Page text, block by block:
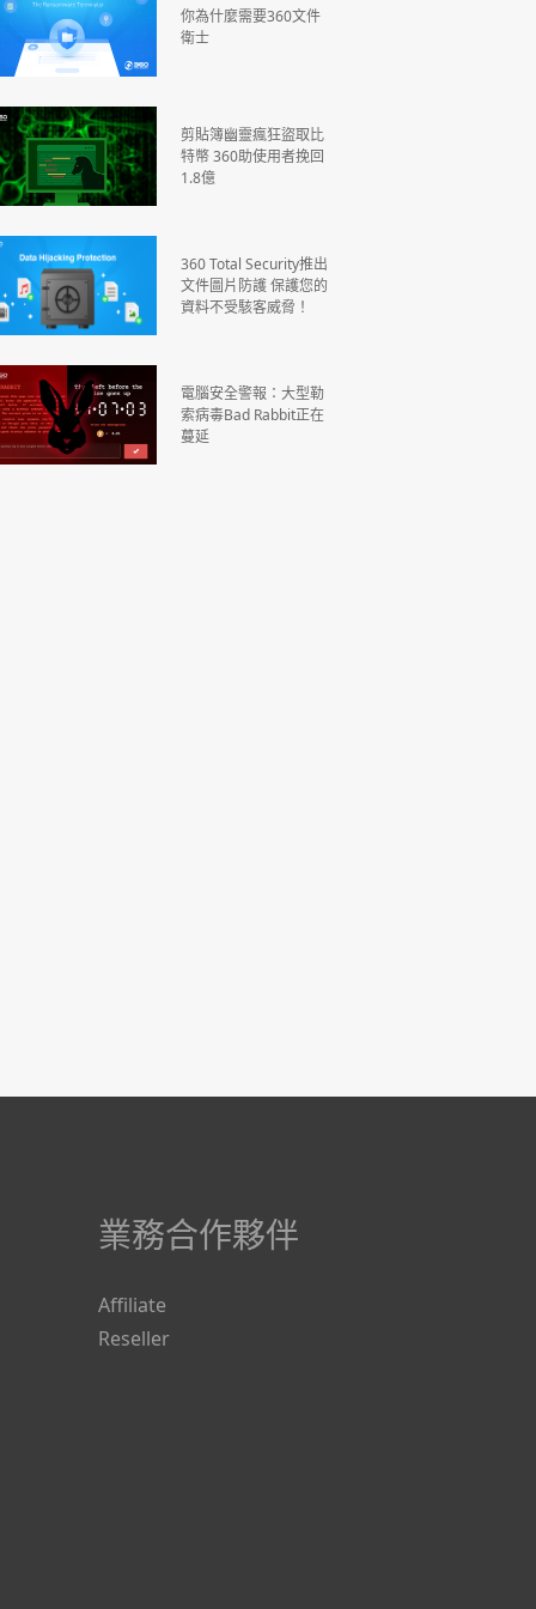
你為什麼需要360文件
衛士
剪貼簿幽靈瘋狂盜取比
特幣 360助使用者挽回
1.8億
360 Total Security推出
文件圖片防護 保護您的
資料不受駭客威脅！
電腦安全警報：大型勒
索病毒Bad Rabbit正在
蔓延
業務合作夥伴
Affiliate
Reseller